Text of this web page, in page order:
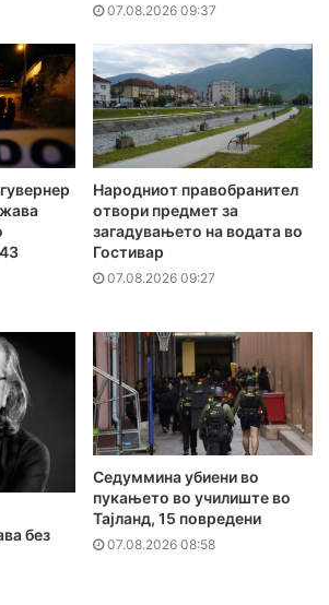
07.08.2026 09:37
Народниот правобранител
отвори предмет за
загадувањето на водата во
Гостивар
07.08.2026 09:27
без
Седуммина убиени во
пукањето во училиште во
Тајланд, 15 повредени
07.08.2026 08:58